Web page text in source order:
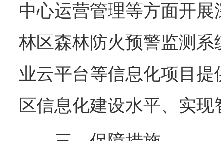
中心运营管理等方面开
林区森林防火预警监测
业云平台等信息化项目
区信息化建设水平、实